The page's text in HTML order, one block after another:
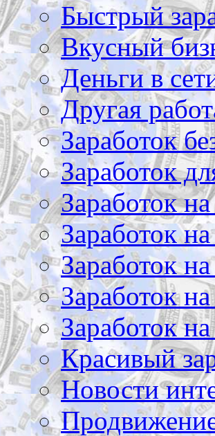
Быстрый
Вкусный
Деньги в
Другая
Заработок
Заработок
Заработок
Заработок
Заработок
Заработок
Заработок
Красивый
Новости